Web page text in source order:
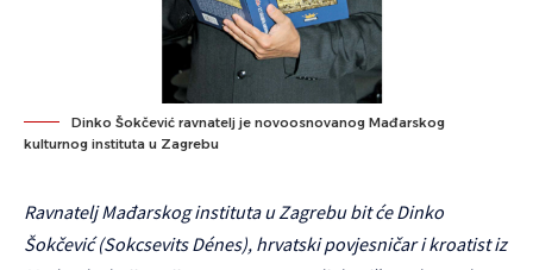
Dinko Šokčević ravnatelj je novoosnovanog Mađarskog
kulturnog instituta u Zagrebu
Ravnatelj Mađarskog instituta u Zagrebu bit će Dinko
Šokčević (Sokcsevits Dénes), hrvatski povjesničar i kroatist iz